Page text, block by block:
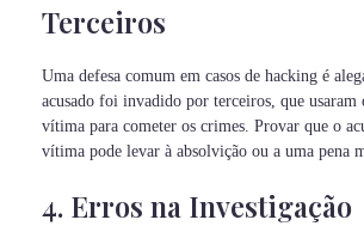
Terceiros
Uma defesa comum em casos de hacking é
acusado foi invadido por terceiros, que usaram
vítima para cometer os crimes. Provar que o
vítima pode levar à absolvição ou a uma pena
4. Erros na Investigação